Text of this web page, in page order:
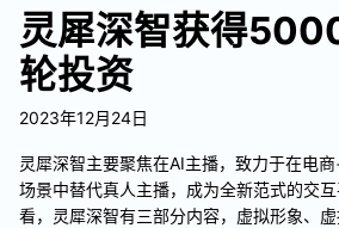
灵犀深智获得
轮投资
2023年12月24日
灵犀深智主要聚焦在AI主播，致力于在电
场景中替代真人主播，成为全新范式的交
看，灵犀深智有三部分内容，虚拟形象、